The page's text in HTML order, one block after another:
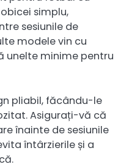
simplu,
sesiunile de
modele vin cu
unelte minime pentru
pliabil, făcându-le
Asigurați-vă că
înainte de sesiunile
întârzierile și a